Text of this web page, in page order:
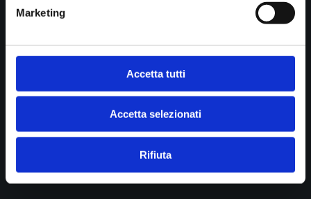
Marketing
Accetta tutti
Accetta selezionati
Rifiuta
Cookie policy
B.go della Posta 12